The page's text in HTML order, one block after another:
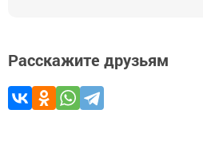
Расскажите друзьям